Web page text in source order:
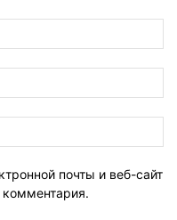
почты и веб-сайт